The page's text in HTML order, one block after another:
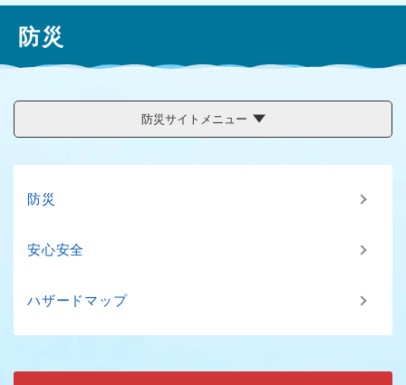
防災
防災サイトメニュー
防災
安心安全
ハザードマップ